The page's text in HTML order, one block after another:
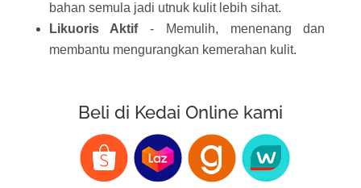
bahan semula jadi utnuk kulit lebih sihat.
Likuoris Aktif- Memulih, menenang dan
membantu mengurangkan kemerahan kulit.
Beli di Kedai Online kami